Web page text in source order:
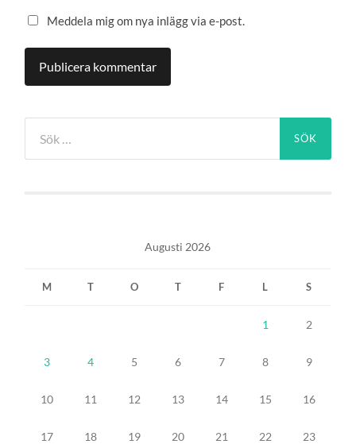
Meddela mig om nya inlägg via e-post.
efter:
Augusti 2026
M T O T F L S
1 2
3 4 5 6 7 8 9
10 11 12 13 14 15 16
17 18 19 20 21 22 23